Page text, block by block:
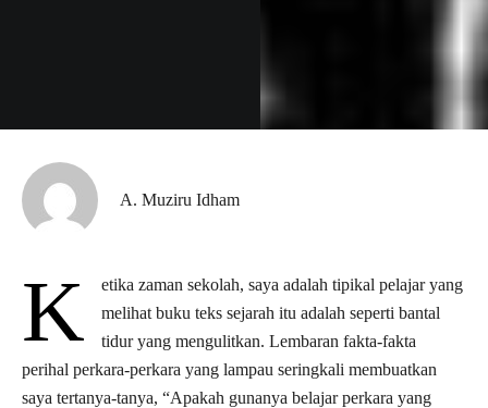
A. Muziru Idham
K
etika zaman sekolah, saya adalah tipikal pelajar yang
melihat buku teks sejarah itu adalah seperti bantal
tidur yang mengulitkan. Lembaran fakta-fakta
perihal perkara-perkara yang lampau seringkali membuatkan
saya tertanya-tanya, “Apakah gunanya belajar perkara yang